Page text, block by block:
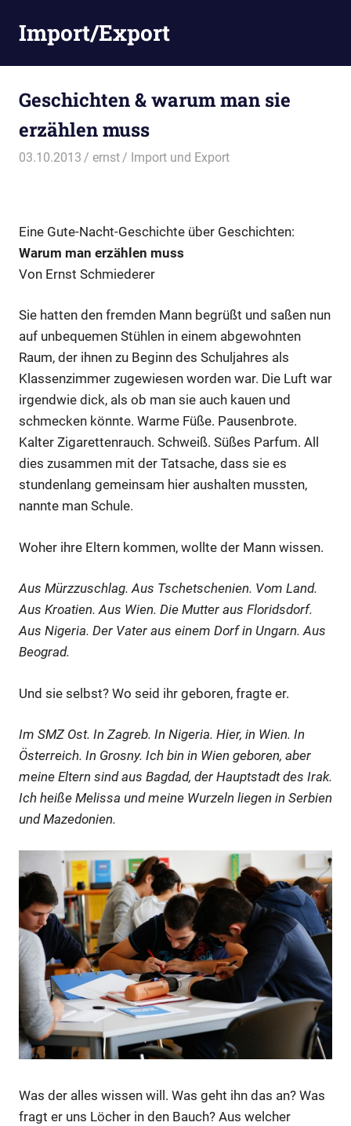
InhaltImport/Export
Geschichten & warum man sie
erzählen muss
03.10.2013 ernst Import und Export
Eine Gute-Nacht-Geschichte über Geschichten:
Warum man erzählen muss
Von Ernst Schmiederer
Sie hatten den fremden Mann begrüßt und saßen nun
auf unbequemen Stühlen in einem abgewohnten
Raum, der ihnen zu Beginn des Schuljahres als
Klassenzimmer zugewiesen worden war. Die Luft war
irgendwie dick, als ob man sie auch kauen und
schmecken könnte. Warme Füße. Pausenbrote.
Kalter Zigarettenrauch. Schweiß. Süßes Parfum. All
dies zusammen mit der Tatsache, dass sie es
stundenlang gemeinsam hier aushalten mussten,
nannte man Schule.
Woher ihre Eltern kommen, wollte der Mann wissen.
Aus Mürzzuschlag. Aus Tschetschenien. Vom Land.
Aus Kroatien. Aus Wien. Die Mutter aus Floridsdorf.
Aus Nigeria. Der Vater aus einem Dorf in Ungarn. Aus
Beograd.
Und sie selbst? Wo seid ihr geboren, fragte er.
Im SMZ Ost. In Zagreb. In Nigeria. Hier, in Wien. In
Österreich. In Grosny. Ich bin in Wien geboren, aber
meine Eltern sind aus Bagdad, der Hauptstadt des Irak.
Ich heiße Melissa und meine Wurzeln liegen in Serbien
und Mazedonien.
Was der alles wissen will. Was geht ihn das an? Was
fragt er uns Löcher in den Bauch? Aus welcher